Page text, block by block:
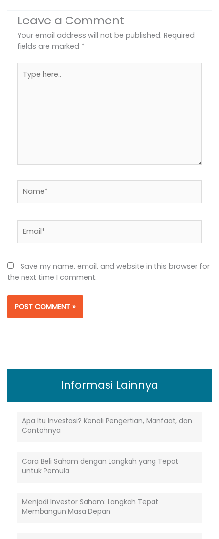
Leave a Comment
Your email address will not be published. Required
fields are marked *
here..
Save my name, email, and website in this browser for
the next time I comment.
Informasi Lainnya
Apa Itu Investasi? Kenali Pengertian, Manfaat, dan
Contohnya
Cara Beli Saham dengan Langkah yang Tepat
untuk Pemula
Menjadi Investor Saham: Langkah Tepat
Membangun Masa Depan